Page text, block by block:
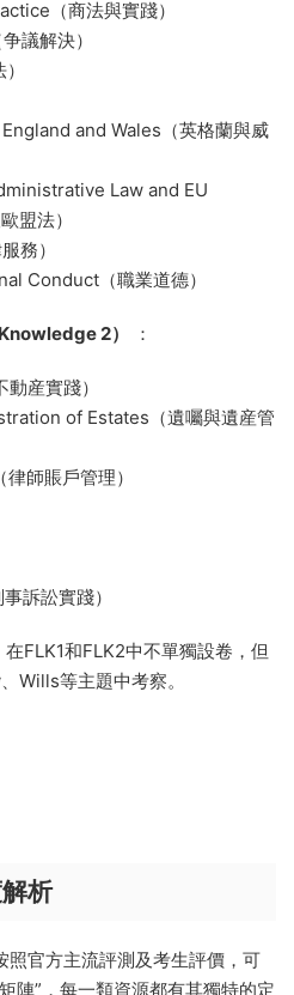
（商法與實踐）
議解決）
and Wales（英格蘭與威
Law and EU
盟法）
務）
Conduct（職業道德）
2） ：
産實踐）
of Estates（遺囑與遺産管
師賬戶管理）
訴訟實踐）
在FLK1和FLK2中不單獨設卷，但
Wills等主題中考察。
析
照官方主流評測及考生評價，可
陣”，每一類資源都有其獨特的定